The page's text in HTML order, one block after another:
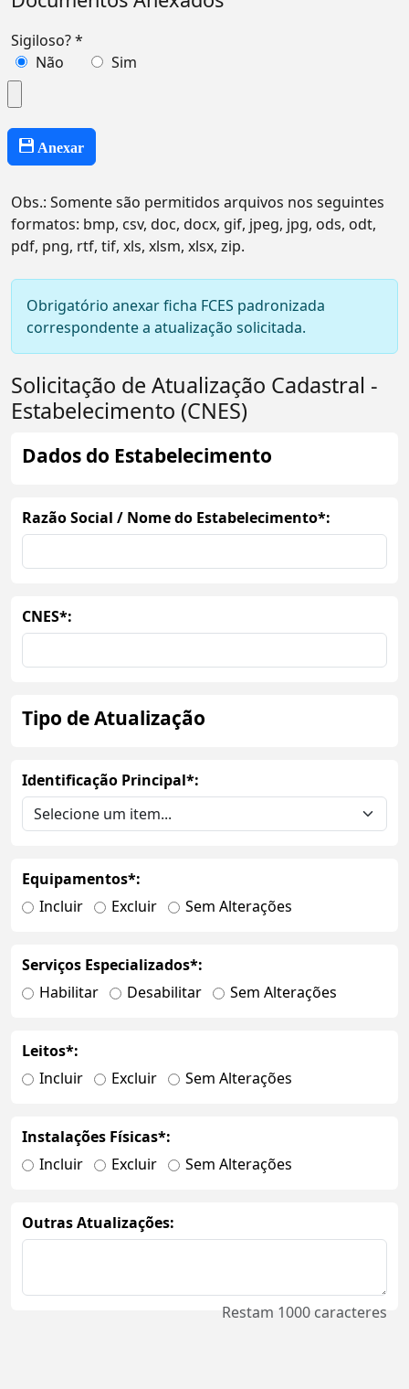
Sigiloso? *
Não
Sim
Anexar
Obs.: Somente são permitidos arquivos nos seguintes
formatos: bmp, csv, doc, docx, gif, jpeg, jpg, ods, odt,
pdf, png, rtf, tif, xls, xlsm, xlsx, zip.
Obrigatório anexar ficha FCES padronizada
correspondente a atualização solicitada.
Solicitação de Atualização Cadastral -
Estabelecimento (CNES)
Dados do Estabelecimento
Razão Social / Nome do Estabelecimento*:
CNES*:
Tipo de Atualização
Identificação Principal*:
Equipamentos*:
Incluir
Excluir Sem Alterações
Serviços Especializados*:
Habilitar
Desabilitar Sem Alterações
Leitos*:
Incluir
Excluir Sem Alterações
Instalações Físicas*:
Incluir
Excluir Sem Alterações
Outras Atualizações:
Restam 1000caracteres